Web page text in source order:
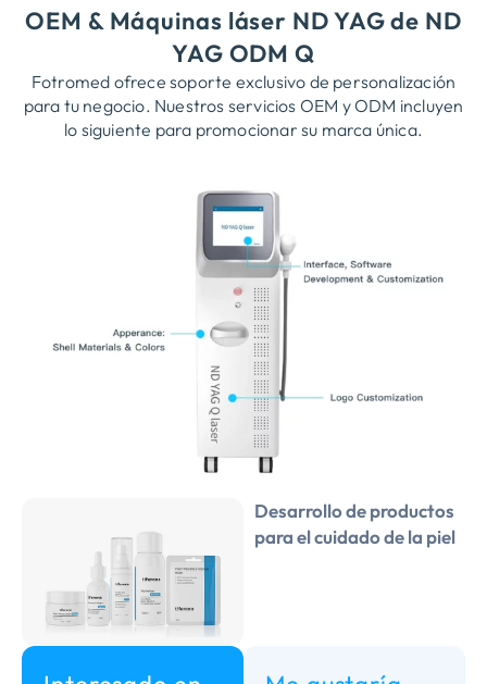
OEM & Máquinas láser ND YAG de ND
YAG ODM Q
Fotromed ofrece soporte exclusivo de personalización
para tu negocio. Nuestros servicios OEM y ODM incluyen
lo siguiente para promocionar su marca única.
Desarrollo de productos
para el cuidado de la piel